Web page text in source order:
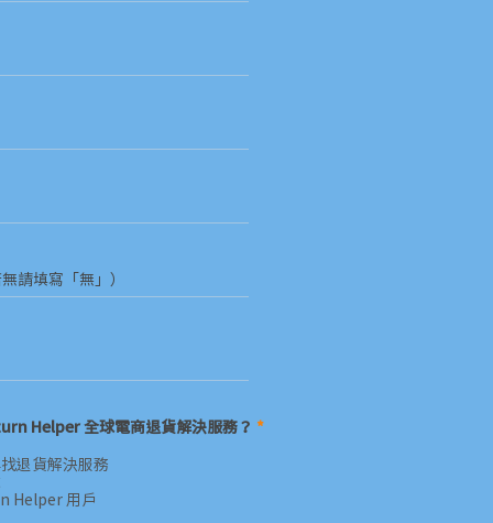
Helper 全球電商退貨解決服務？ *
退貨解決服務
Helper 用戶